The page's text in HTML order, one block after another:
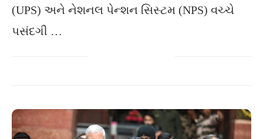
(UPS) અને નેશનલ પેન્શન સિસ્ટમ (NPS) વચ્ચે
પસંદગી …